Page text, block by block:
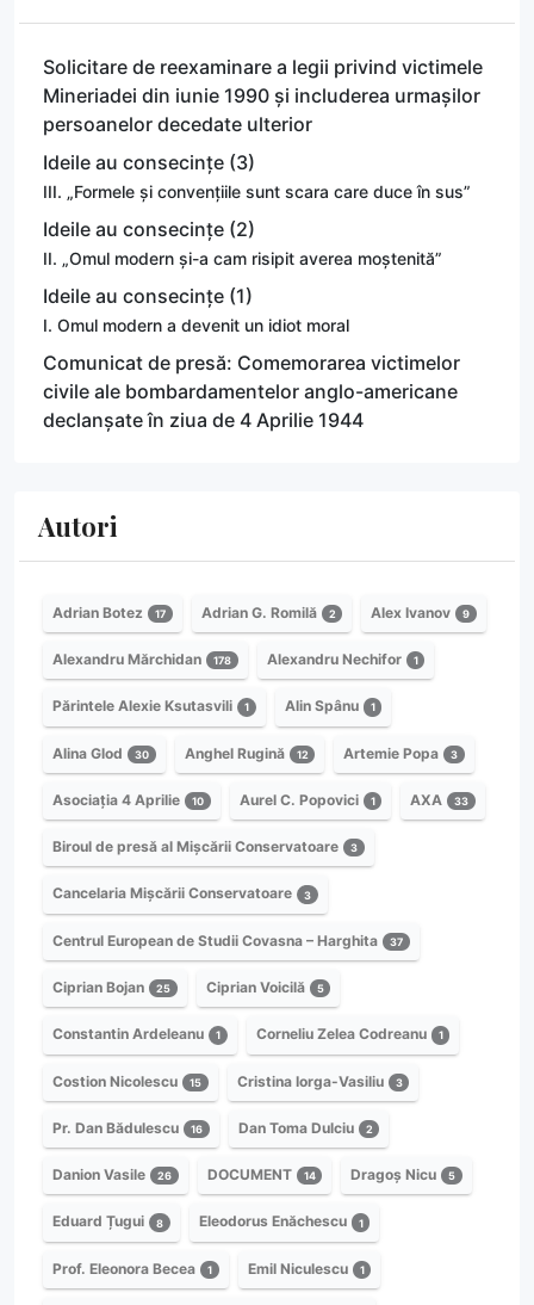
Solicitare de reexaminare a legii privind victimele
Mineriadei din iunie 1990 și includerea urmașilor
persoanelor decedate ulterior
Ideile au consecințe (3)
III. „Formele și convențiile sunt scara care duce în sus”
Ideile au consecințe (2)
II. „Omul modern și-a cam risipit averea moștenită”
Ideile au consecințe (1)
I. Omul modern a devenit un idiot moral
Comunicat de presă: Comemorarea victimelor
civile ale bombardamentelor anglo-americane
declanșate în ziua de 4 Aprilie 1944
Autori
Adrian Botez 17 Adrian G. Romilă 2 Alex Ivanov 9
Alexandru Mărchidan 178 Alexandru Nechifor 1
Părintele Alexie Ksutasvili 1 Alin Spânu 1
Alina Glod 30 Anghel Rugină 12 Artemie Popa 3
Asociația 4 Aprilie 10 Aurel C. Popovici 1 AXA 33
Biroul de presă al Mișcării Conservatoare 3
Cancelaria Mișcării Conservatoare 3
Centrul European de Studii Covasna – Harghita 37
Ciprian Bojan 25 Ciprian Voicilă 5
Constantin Ardeleanu 1 Corneliu Zelea Codreanu 1
Costion Nicolescu 15 Cristina Iorga-Vasiliu 3
Pr. Dan Bădulescu 16 Dan Toma Dulciu 2
Danion Vasile 26 DOCUMENT 14 Dragoș Nicu 5
Eduard Țugui 8 Eleodorus Enăchescu 1
Prof. Eleonora Becea 1 Emil Niculescu 1